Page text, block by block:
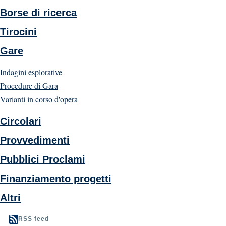
Borse di ricerca
Tirocini
Gare
Indagini esplorative
Procedure di Gara
Varianti in corso d'opera
Circolari
Provvedimenti
Pubblici Proclami
Finanziamento progetti
Altri
RSS feed